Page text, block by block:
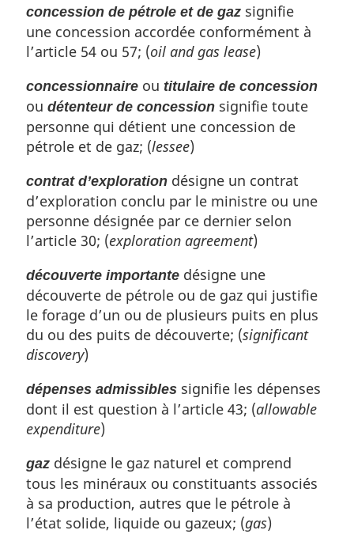
concession de pétrole et de gaz signifie
une concession accordée conformément à
l’article 54 ou 57; (oil and gas lease)
concessionnaire ou titulaire de concession
ou détenteur de concession signifie toute
personne qui détient une concession de
pétrole et de gaz; (lessee)
contrat d’exploration désigne un contrat
d’exploration conclu par le ministre ou une
personne désignée par ce dernier selon
l’article 30; (exploration agreement)
découverte importante désigne une
découverte de pétrole ou de gaz qui justifie
le forage d’un ou de plusieurs puits en plus
du ou des puits de découverte; (significant
discovery)
dépenses admissibles signifie les dépenses
dont il est question à l’article 43; (allowable
expenditure)
gaz désigne le gaz naturel et comprend
tous les minéraux ou constituants associés
à sa production, autres que le pétrole à
l’état solide, liquide ou gazeux; (gas)